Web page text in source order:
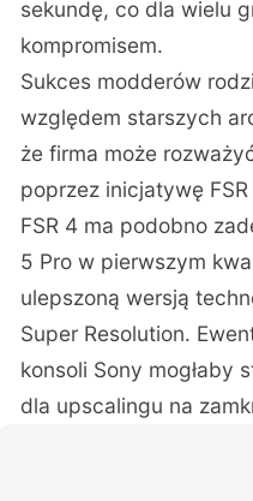
sekundę, co dla wielu
kompromisem.
Sukces modderów
względem starszych
że firma może
poprzez inicjatywę
FSR 4 ma podobno
5 Pro w pierwszym
ulepszoną wersją
Super Resolution.
konsoli Sony mogłaby
dla upscalingu na